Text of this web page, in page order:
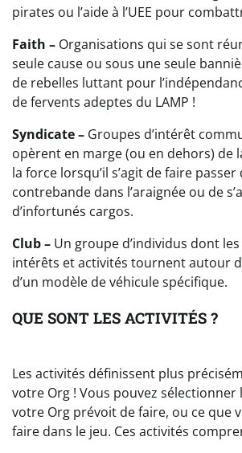
pirates ou l’aide à l’UEE pour
Faith – Organisations qui se sont
seule cause ou sous une seule
de rebelles luttant pour
de fervents adeptes du LAMP !
Syndicate – Groupes d’intérêt
opèrent en marge (ou en dehors) de
la force lorsqu’il s’agit de faire passer
contrebande dans l’araignée ou de
d’infortunés cargos.
Club – Un groupe d’individus dont
intérêts et activités tournent autour
d’un modèle de véhicule spécifique.
QUE SONT LES ACTIVITÉS ?
Les activités définissent plus
votre Org ! Vous pouvez sélectionner
votre Org prévoit de faire, ou ce que
faire dans le jeu. Ces activités